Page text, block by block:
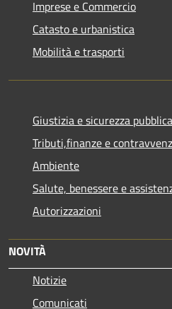
Imprese e Commercio
Catasto e urbanistica
Mobilità e trasporti
Giustizia e sicurezza pubblica
Tributi,finanze e
Ambiente
Salute, benessere e
Autorizzazioni
NOVITÀ
Notizie
Comunicati